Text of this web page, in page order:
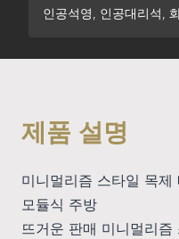
인공석영, 인공대리석,
제품 설명
미니멀리즘 스타일 목
모듈식 주방
뜨거운 판매 미니멀리